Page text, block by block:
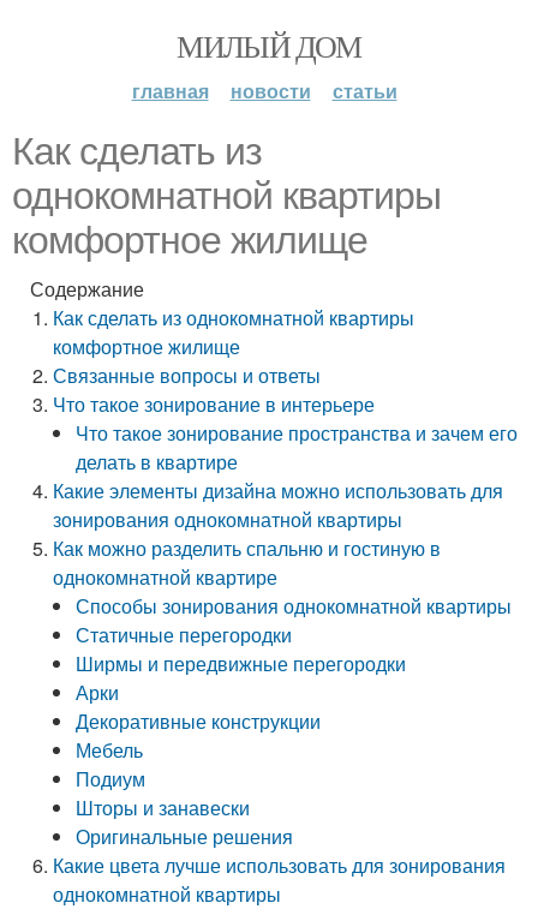
МИЛЫЙ ДОМ
главная новости статьи
Как сделать из
однокомнатной квартиры
комфортное жилище
Содержание
Как сделать из однокомнатной квартиры
комфортное жилище
Связанные вопросы и ответы
Что такое зонирование в интерьере
Что такое зонирование пространства и зачем его
делать в квартире
Какие элементы дизайна можно использовать для
зонирования однокомнатной квартиры
Как можно разделить спальню и гостиную в
однокомнатной квартире
Способы зонирования однокомнатной квартиры
Статичные перегородки
Ширмы и передвижные перегородки
Арки
Декоративные конструкции
Мебель
Подиум
Шторы и занавески
Оригинальные решения
Какие цвета лучше использовать для зонирования
однокомнатной квартиры